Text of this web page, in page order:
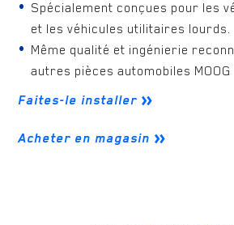
Spécialement conçues pour les
et les véhicules utilitaires lourds.
Même qualité et ingénierie
autres pièces automobiles MOOG
Faites-le installer
Acheter en magasin